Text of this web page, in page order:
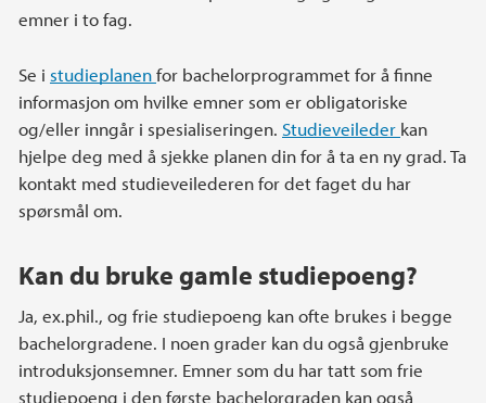
emner i to fag.
Se i studieplanenfor bachelorprogrammet for å finne
informasjon om hvilke emner som er obligatoriske
og/eller inngår i spesialiseringen. Studieveileder kan
hjelpe deg med å sjekke planen din for å ta en ny grad. Ta
kontakt med studieveilederen for det faget du har
spørsmål om.
Kan du bruke gamle studiepoeng?
Ja, ex.phil., og frie studiepoeng kan ofte brukes i begge
bachelorgradene. I noen grader kan du også gjenbruke
introduksjonsemner. Emner som du har tatt som frie
studiepoeng i den første bachelorgraden kan også